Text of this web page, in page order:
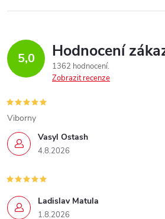
5,0 Hodnocení
1362 hodnocení
Zobrazit recenze
Vasyl Ostash
4.8.2026
Viborny
Ladislav Matula
1.8.2026